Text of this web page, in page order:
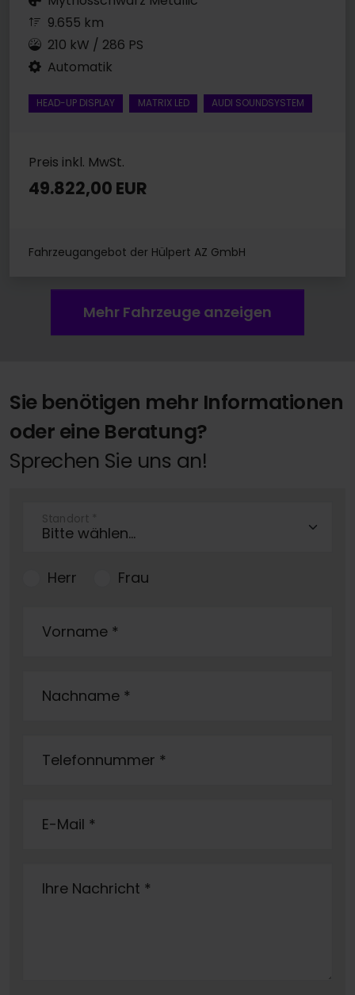
9.655 km
210 kW / 286 PS
Automatik
HEAD-UP DISPLAY MATRIX LED AUDI SOUNDSYSTEM
Preis inkl. MwSt.
49.822,00 EUR
Fahrzeugangebot der Hülpert AZ GmbH
Mehr Fahrzeuge anzeigen
Sie benötigen mehr Informationen
oder eine Beratung?
Sprechen Sie uns an!
Standort *
Herr Frau
Vorname *
Nachname *
Telefonnummer *
E-Mail *
Ihre Nachricht *